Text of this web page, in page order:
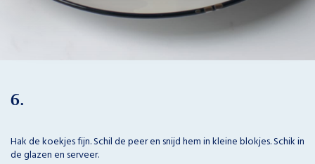
6.
Hak de koekjes fijn. Schil de peer en snijd hem in kleine blokjes. Schik in
de glazen en serveer.